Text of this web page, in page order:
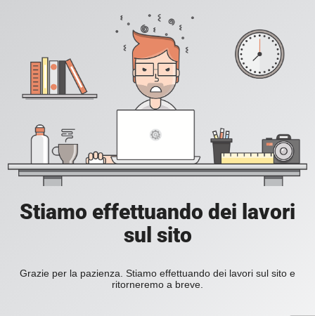
Stiamo effettuando dei lavori
sul sito
Grazie per la pazienza. Stiamo effettuando dei lavori sul sito e
ritorneremo a breve.